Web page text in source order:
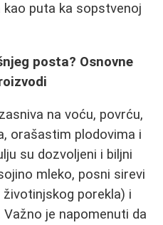
puta ka sopstvenoj
posta? Osnovne
na voću, povrću,
orašastim plodovima i
su dozvoljeni i biljni
mleko, posni sirevi
porekla) i
je napomenuti da